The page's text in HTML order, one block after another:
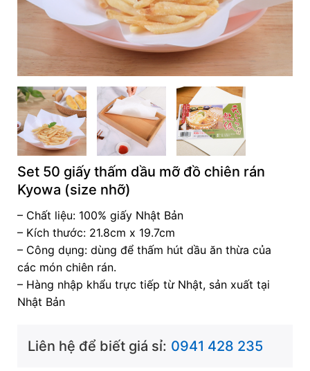
Set 50 giấy thấm dầu mỡ đồ chiên rán
Kyowa (size nhỡ)
– Chất liệu: 100% giấy Nhật Bản
– Kích thước: 21.8cm x 19.7cm
– Công dụng: dùng để thấm hút dầu ăn thừa của
các món chiên rán.
– Hàng nhập khẩu trực tiếp từ Nhật, sản xuất tại
Nhật Bản
Liên hệ để biết giá sỉ: 0941 428 235